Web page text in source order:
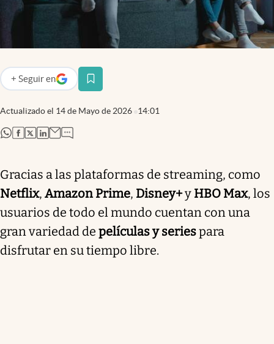
Actualizado el 14 de Mayo de 2026 14:01
+ Seguir en
abre en nueva pestaña
abre en nueva pestaña
abre en nueva pestaña
abre en nueva pestaña
abre en nueva pestaña
Gracias a las plataformas de streaming, como
Netflix, Amazon Prime, Disney+y HBO Max, los
usuarios de todo el mundo cuentan con una
gran variedad de películas y seriespara
disfrutar en su tiempo libre.